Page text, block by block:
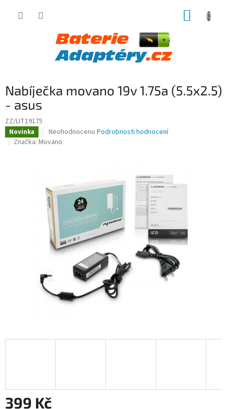
Nabíječka movano 19v 1.75a (5.5x2.5)
- asus
ZZ/LIT19175
Novinka
Průměrné
hodnocení
5
hvězdiček.
Neohodnoceno Podrobnosti hodnocení
Značka: Movano
399 Kč